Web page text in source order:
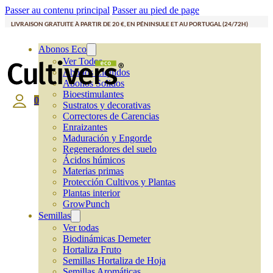
Passer au contenu principal Passer au pied de page
LIVRAISON GRATUITE À PARTIR DE 20 €, EN PÉNINSULE ET AU PORTUGAL (24/72H)
Abonos Eco
Ver Todos
Abonos Líquidos
Abonos Solidos
Bioestimulantes
Sustratos y decorativas
Correctores de Carencias
Enraizantes
Maduración y Engorde
Regeneradores del suelo
Ácidos húmicos
Materias primas
Protección Cultivos y Plantas
Plantas interior
GrowPunch
Semillas
Ver todas
Biodinámicas Demeter
Hortaliza Fruto
Semillas Hortaliza de Hoja
0